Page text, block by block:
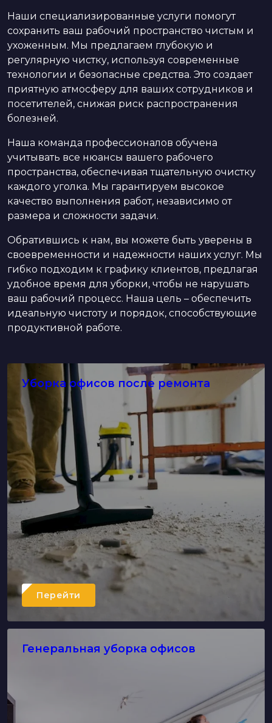
Наши специализированные услуги помогут
сохранить ваш рабочий пространство чистым и
ухоженным. Мы предлагаем глубокую и
регулярную чистку, используя современные
технологии и безопасные средства. Это создает
приятную атмосферу для ваших сотрудников и
посетителей, снижая риск распространения
болезней.
Наша команда профессионалов обучена
учитывать все нюансы вашего рабочего
пространства, обеспечивая тщательную очистку
каждого уголка. Мы гарантируем высокое
качество выполнения работ, независимо от
размера и сложности задачи.
Обратившись к нам, вы можете быть уверены в
своевременности и надежности наших услуг. Мы
гибко подходим к графику клиентов, предлагая
удобное время для уборки, чтобы не нарушать
ваш рабочий процесс. Наша цель – обеспечить
идеальную чистоту и порядок, способствующие
продуктивной работе.
Уборка офисов после ремонта
Перейти
Генеральная уборка офисов